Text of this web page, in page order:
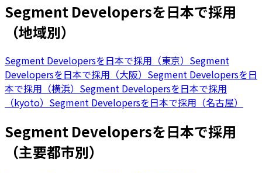
Segment Developersを日本で採用
（地域別）
Segment Developersを日本で採用（東京） Segment
Developersを日本で採用（大阪） Segment Developersを日
本で採用（横浜） Segment Developersを日本で採用
（kyoto） Segment Developersを日本で採用（名古屋）
Segment Developersを日本で採用
（主要都市別）